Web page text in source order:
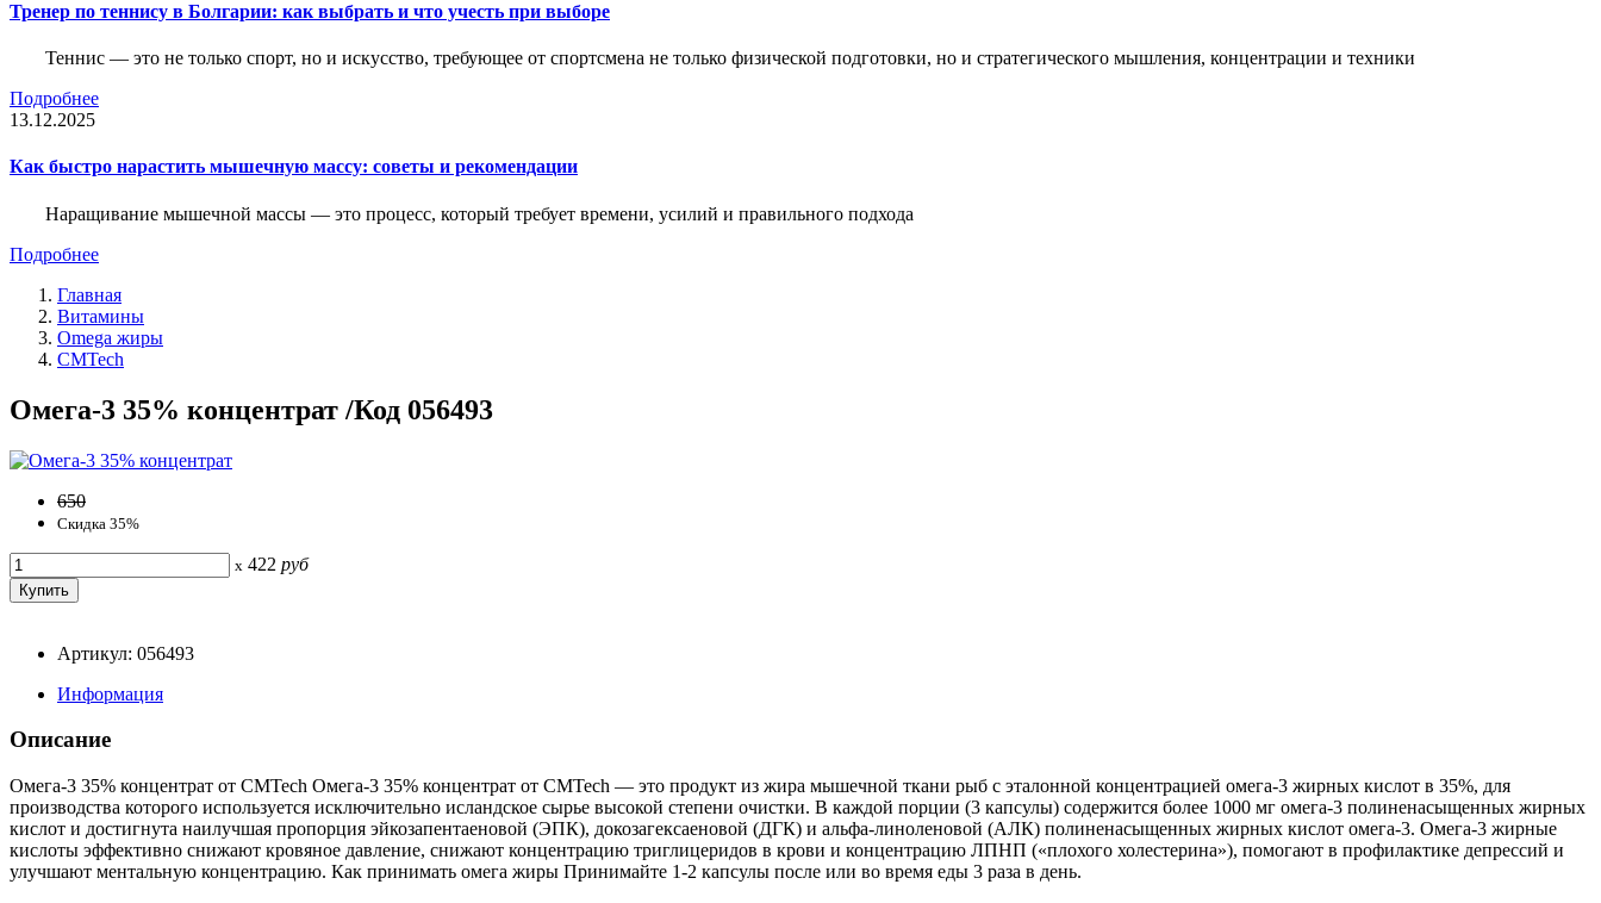
Тренер по теннису в Болгарии: как выбрать и что учесть при выборе
Теннис — это не только спорт, но и искусство, требующее от спортсмена не только физической подготовки, но и стратегического мышления, концентрации и техники
Подробнее
13.12.2025
Как быстро нарастить мышечную массу: советы и рекомендации
Наращивание мышечной массы — это процесс, который требует времени, усилий и правильного подхода
Подробнее
Главная
Витамины
Omega жиры
CMTech
Омега-3 35% концентрат /Код 056493
650
Скидка 35%
x 422 руб
Артикул: 056493
Информация
Описание
Омега-3 35% концентрат от CMTech Омега-3 35% концентрат от CMTech — это продукт из жира мышечной ткани рыб с эталонной концентрацией омега-3 жирных кислот в 35%, для
производства которого используется исключительно исландское сырье высокой степени очистки. В каждой порции (3 капсулы) содержится более 1000 мг омега-3 полиненасыщенных жирных
кислот и достигнута наилучшая пропорция эйкозапентаеновой (ЭПК), докозагексаеновой (ДГК) и альфа-линоленовой (АЛК) полиненасыщенных жирных кислот омега-3. Омега-3 жирные
кислоты эффективно снижают кровяное давление, снижают концентрацию триглицеридов в крови и концентрацию ЛПНП («плохого холестерина»), помогают в профилактике депрессий и
улучшают ментальную концентрацию. Как принимать омега жиры Принимайте 1-2 капсулы после или во время еды 3 раза в день.